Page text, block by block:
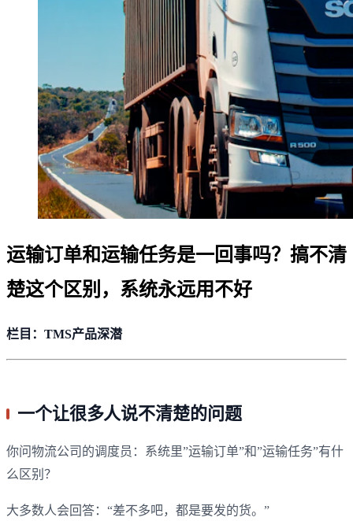
运输订单和运输任务是一回事吗？搞不清
楚这个区别，系统永远用不好
栏目：TMS产品深潜
一个让很多人说不清楚的问题
你问物流公司的调度员：系统里”运输订单”和”运输任务”有什
么区别？
大多数人会回答：“差不多吧，都是要发的货。”